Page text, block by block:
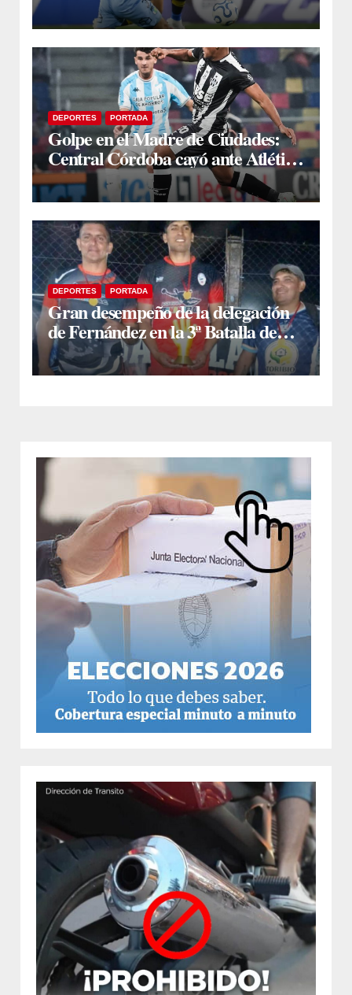
DEPORTES PORTADA
Golpe en el Madre de Ciudades:
Central Córdoba cayó ante Atlético
Tucumán en el debut de
Domínguez
DEPORTES PORTADA
Gran desempeño de la delegación
de Fernández en la 3ª Batalla de
Arqueros en Monte Quemado